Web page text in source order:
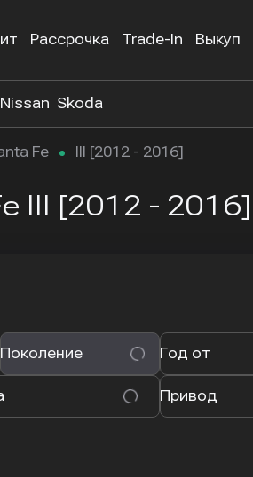
Рассрочка Trade-In Выкуп
Nissan Skoda
Fe III [2012 - 2016]
III [2012 - 2016]
Поколение Год от
Привод